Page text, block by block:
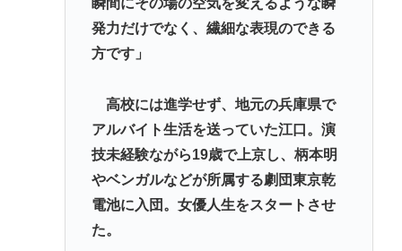
瞬間にその場の空気を変えるような瞬
発力だけでなく、繊細な表現のできる
方です」
高校には進学せず、地元の兵庫県で
アルバイト生活を送っていた江口。演
技未経験ながら19歳で上京し、柄本明
やベンガルなどが所属する劇団東京乾
電池に入団。女優人生をスタートさせ
た。